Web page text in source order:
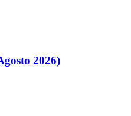
2026)